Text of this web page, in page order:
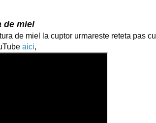
de miel
de miel la cuptor urmareste reteta pas cu
aici,